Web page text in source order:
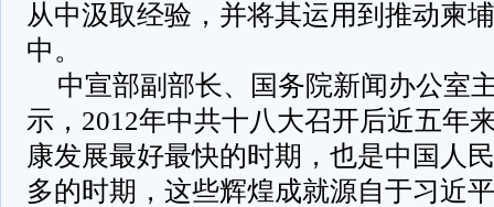
从中汲取经验，并将其运用到推动柬
中。
中宣部副部长、国务院新闻办公室
示，2012年中共十八大召开后近五年
康发展最好最快的时期，也是中国人
多的时期，这些辉煌成就源自于习近